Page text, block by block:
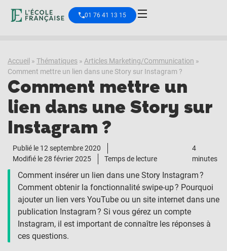
01 76 41 13 15
Accueil » Thématiques » Articles Marketing/Communication »
Comment mettre un lien dans une Story sur Instagram ?
Comment mettre un
lien dans une Story sur
Instagram ?
Publié le 12 septembre 2020
Modifié le 28 février 2025
Temps de lecture
4
minutes
Comment insérer un lien dans une Story Instagram ?
Comment obtenir la fonctionnalité swipe-up ? Pourquoi
ajouter un lien vers YouTube ou un site internet dans une
publication Instagram ? Si vous gérez un compte
Instagram, il est important de connaître les réponses à
ces questions.